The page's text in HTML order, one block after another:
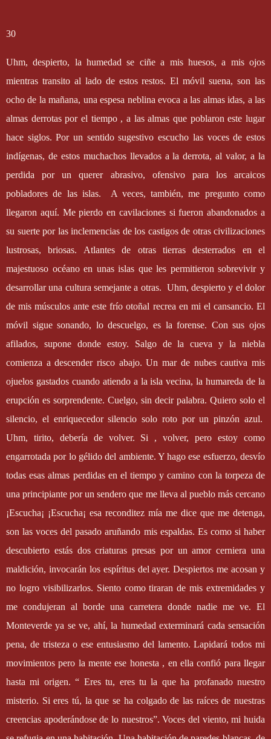
30
Uhm, despierto, la humedad se ciñe a mis huesos, a mis ojos
mientras transito al lado de estos restos. El móvil suena, son las
ocho de la mañana, una espesa neblina evoca a las almas idas, a las
almas derrotas por el tiempo , a las almas que poblaron este lugar
hace siglos. Por un sentido sugestivo escucho las voces de estos
indígenas, de estos muchachos llevados a la derrota, al valor, a la
perdida por un querer abrasivo, ofensivo para los arcaicos
pobladores de las islas.
A veces, también, me pregunto como
llegaron aquí. Me pierdo en cavilaciones si fueron abandonados a
su suerte por las inclemencias de los castigos de otras civilizaciones
lustrosas, briosas. Atlantes de otras tierras desterrados en el
majestuoso océano en unas islas que les permitieron sobrevivir y
desarrollar una cultura semejante a otras. Uhm, despierto y el dolor
de mis músculos ante este frío otoñal recrea en mi el cansancio. El
móvil sigue sonando, lo descuelgo, es la forense. Con sus ojos
afilados, supone donde estoy. Salgo de la cueva y la niebla
comienza a descender risco abajo. Un mar de nubes cautiva mis
ojuelos gastados cuando atiendo a la isla vecina, la humareda de la
erupción es sorprendente. Cuelgo, sin decir palabra. Quiero solo el
silencio, el enriquecedor silencio solo roto por un pinzón azul.
Uhm, tirito, debería de volver. Si , volver, pero estoy como
engarrotada por lo gélido del ambiente. Y hago ese esfuerzo, desvío
todas esas almas perdidas en el tiempo y camino con la torpeza de
una principiante por un sendero que me lleva al pueblo más cercano
¡Escucha¡ ¡Escucha¡ esa reconditez mía me dice que me detenga,
son las voces del pasado aruñando mis espaldas. Es como si haber
descubierto estás dos criaturas presas por un amor cerniera una
maldición, invocarán los espíritus del ayer. Despiertos me acosan y
no logro visibilizarlos. Siento como tiraran de mis extremidades y
me condujeran al borde una carretera donde nadie me ve. El
Monteverde ya se ve, ahí, la humedad exterminará cada sensación
pena, de tristeza o ese entusiasmo del lamento. Lapidará todos mi
movimientos pero la mente ese honesta , en ella confió para llegar
hasta mi origen. “ Eres tu, eres tu la que ha profanado nuestro
misterio. Si eres tú, la que se ha colgado de las raíces de nuestras
creencias apoderándose de lo nuestros”. Voces del viento, mi huida